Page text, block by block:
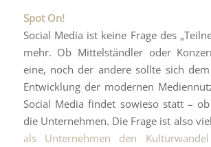
Spot On!
Social Media ist keine Frage des
mehr. Ob Mittelständler oder
eine, noch der andere sollte sich
Entwicklung der modernen
Social Media findet sowieso statt –
die Unternehmen. Die Frage ist also
als Unternehmen den Kulturwandel